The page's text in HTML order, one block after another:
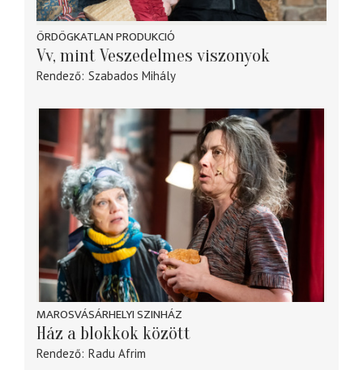
ÖRDÖGKATLAN PRODUKCIÓ
Vv, mint Veszedelmes viszonyok
Rendező Szabados Mihály
MAROSVÁSÁRHELYI SZINHÁZ
Ház a blokkok között
Rendező Radu Afrim